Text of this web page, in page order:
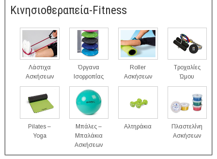
Κινησιοθεραπεία-Fitness
Λάστιχα
Ασκήσεων
Όργανα
Ισορροπίας
Roller
Ασκήσεων
Τροχαλίες
Ώμου
Pilates –
Yoga
Μπάλες –
Μπαλάκια
Ασκήσεων
Αλτηράκια
Πλαστελίνη
Ασκήσεων